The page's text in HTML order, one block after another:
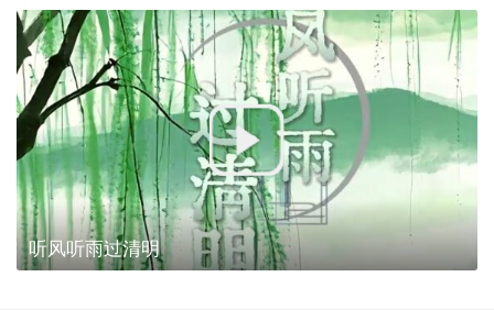
听风听雨过清明